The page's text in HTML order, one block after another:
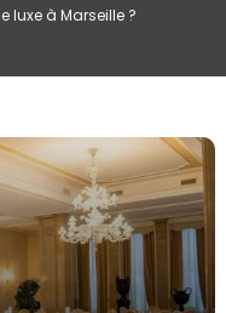
luxe à Marseille ?